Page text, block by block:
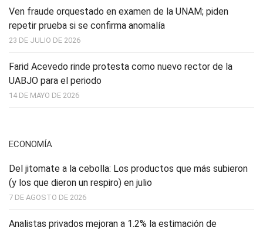
Ven fraude orquestado en examen de la UNAM; piden
repetir prueba si se confirma anomalía
23 DE JULIO DE 2026
Farid Acevedo rinde protesta como nuevo rector de la
UABJO para el periodo
14 DE MAYO DE 2026
ECONOMÍA
Del jitomate a la cebolla: Los productos que más subieron
(y los que dieron un respiro) en julio
7 DE AGOSTO DE 2026
Analistas privados mejoran a 1.2% la estimación de